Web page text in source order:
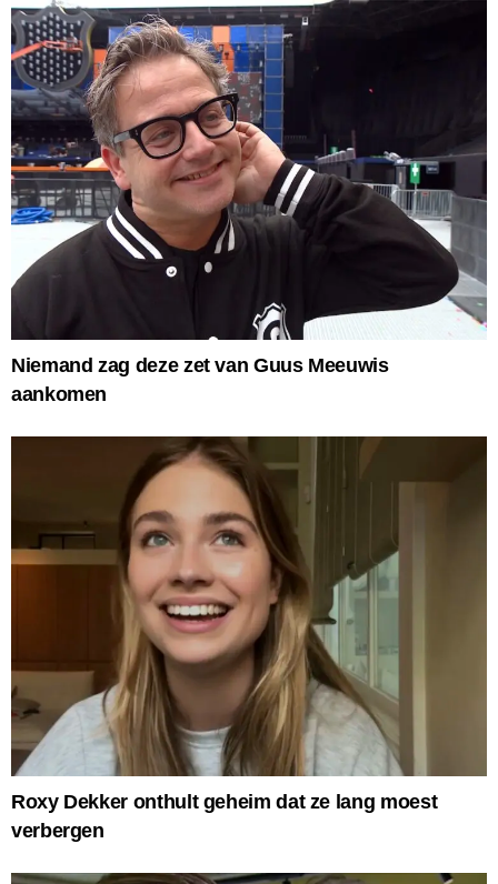
Niemand zag deze zet van Guus Meeuwis
aankomen
Roxy Dekker onthult geheim dat ze lang moest
verbergen